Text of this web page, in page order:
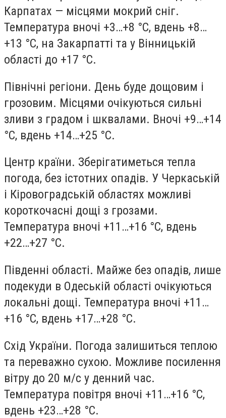
Карпатах — місцями мокрий сніг.
Температура вночі +3…+8 °С, вдень +8…
+13 °С, на Закарпатті та у Вінницькій
області до +17 °С.
Північні регіони. День буде дощовим і
грозовим. Місцями очікуються сильні
зливи з градом і шквалами. Вночі +9…+14
°С, вдень +14…+25 °С.
Центр країни. Зберігатиметься тепла
погода, без істотних опадів. У Черкаській
і Кіровоградській областях можливі
короткочасні дощі з грозами.
Температура вночі +11…+16 °С, вдень
+22…+27 °С.
Південні області. Майже без опадів, лише
подекуди в Одеській області очікуються
локальні дощі. Температура вночі +11…
+16 °С, вдень +17…+28 °С.
Схід України. Погода залишиться теплою
та переважно сухою. Можливе посилення
вітру до 20 м/с у денний час.
Температура повітря вночі +11…+16 °С,
вдень +23…+28 °С.